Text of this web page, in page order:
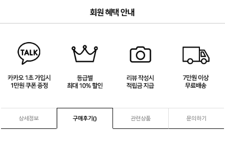
상세정보 구매후기() 관련상품 문의하기